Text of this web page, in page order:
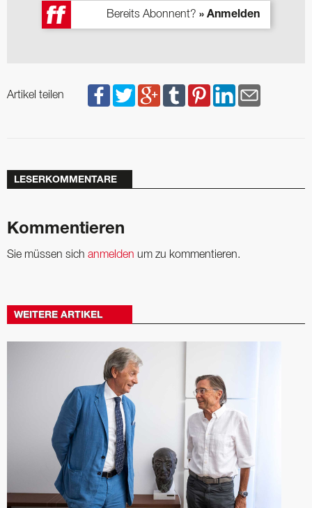
Bereits Abonnent? » Anmelden
Artikel teilen
LESERKOMMENTARE
Kommentieren
Sie müssen sich anmelden um zu kommentieren.
WEITERE ARTIKEL